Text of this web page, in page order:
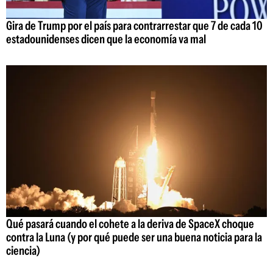
Gira de Trump por el país para contrarrestar que 7 de cada 10
estadounidenses dicen que la economía va mal
Qué pasará cuando el cohete a la deriva de SpaceX choque
contra la Luna (y por qué puede ser una buena noticia para la
ciencia)